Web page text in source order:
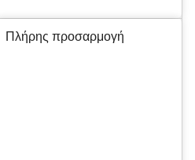
Πλήρης προσαρμογή